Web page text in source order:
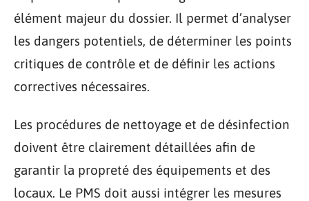
élément majeur du dossier. Il permet d’analyser
les dangers potentiels, de déterminer les points
critiques de contrôle et de définir les actions
correctives nécessaires.
Les procédures de nettoyage et de désinfection
doivent être clairement détaillées afin de
garantir la propreté des équipements et des
locaux. Le PMS doit aussi intégrer les mesures